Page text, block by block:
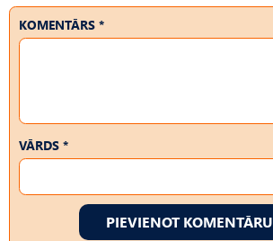
KOMENTĀRS *
VĀRDS *
PIEVIENOT KOMENTĀRU